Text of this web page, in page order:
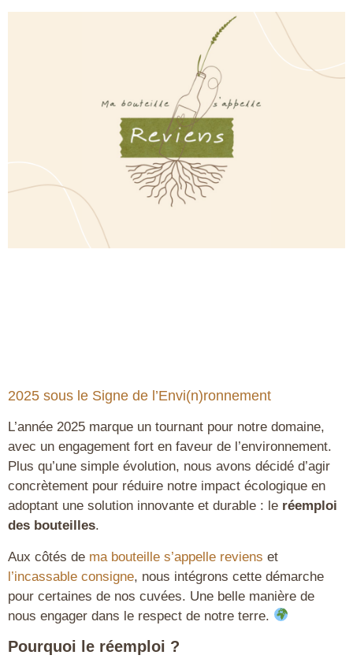
2025 sous le Signe de l’Envi(n)ronnement
L’année 2025 marque un tournant pour notre domaine,
avec un engagement fort en faveur de l’environnement.
Plus qu’une simple évolution, nous avons décidé d’agir
concrètement pour réduire notre impact écologique en
adoptant une solution innovante et durable : le réemploi
des bouteilles.
Aux côtés de ma bouteille s’appelle reviens et
l’incassable consigne, nous intégrons cette démarche
pour certaines de nos cuvées. Une belle manière de
nous engager dans le respect de notre terre.
Pourquoi le réemploi ?